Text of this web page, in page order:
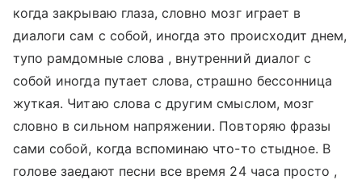
когда закрываю глаза, словно мозг играет в
диалоги сам с собой, иногда это происходит днем,
тупо рамдомные слова , внутренний диалог с
собой иногда путает слова, страшно бессонница
жуткая. Читаю слова с другим смыслом, мозг
словно в сильном напряжении. Повторяю фразы
сами собой, когда вспоминаю что-то стыдное. В
голове заедают песни все время 24 часа просто ,